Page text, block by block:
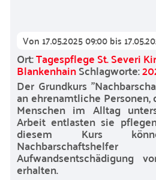
Von 17.05.2025 09:00bis
Ort:Tagespflege St. Severi
BlankenhainSchlagworte:
Der Grundkurs
an ehrenamtliche
Menschen im Alltag
Arbeit entlasten sie
diesem Kurs
Aufwandsentschädigung
erhalten.